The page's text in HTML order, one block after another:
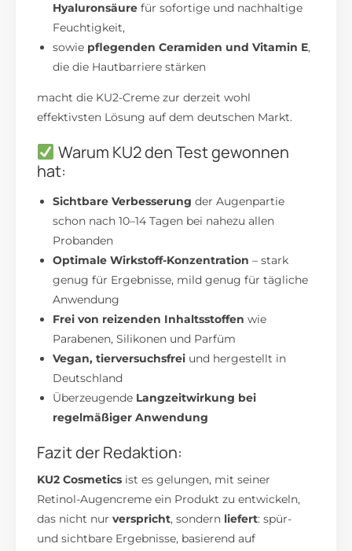
Hyaluronsäure für sofortige und nachhaltige
Feuchtigkeit,
sowie pflegenden Ceramiden und Vitamin E,
die die Hautbarriere stärken
macht die KU2-Creme zur derzeit wohl
effektivsten Lösung auf dem deutschen Markt.
Warum KU2 den Test gewonnen
hat:
Sichtbare Verbesserung der Augenpartie
schon nach 10–14 Tagen bei nahezu allen
Probanden
Optimale Wirkstoff-Konzentration – stark
genug für Ergebnisse, mild genug für tägliche
Anwendung
Frei von reizenden Inhaltsstoffen wie
Parabenen, Silikonen und Parfüm
Vegan, tierversuchsfrei und hergestellt in
Deutschland
Überzeugende Langzeitwirkung bei
regelmäßiger Anwendung
Fazit der Redaktion:
KU2 Cosmetics ist es gelungen, mit seiner
Retinol-Augencreme ein Produkt zu entwickeln,
das nicht nurverspricht, sondern liefert: spür-
und sichtbare Ergebnisse, basierend auf